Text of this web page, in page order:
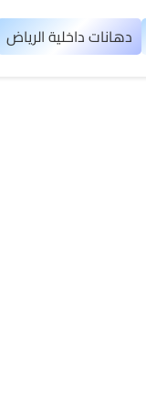
دهانات داخلية الرياض